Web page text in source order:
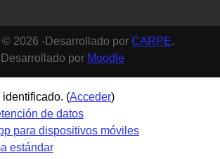
© 2026 -Desarrollado por CARPE.
Desarrollado por Moodle
identificado. (Acceder)
de datos
para dispositivos móviles
estándar